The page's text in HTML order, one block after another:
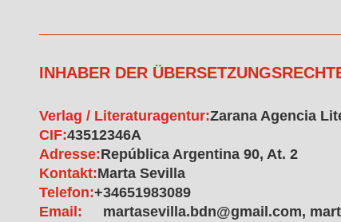
INHABER DER
Verlag / Literaturagentur:Zarana Agencia
CIF:43512346A
Adresse:República Argentina 90, At. 2
Kontakt:Marta Sevilla
Telefon:+34651983089
Email:
martasevilla.bdn@gmail.com,